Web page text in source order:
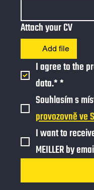
Attach your CV
Add file
I agree to the
data.**
provozovně ve
I want to
MEILLER by